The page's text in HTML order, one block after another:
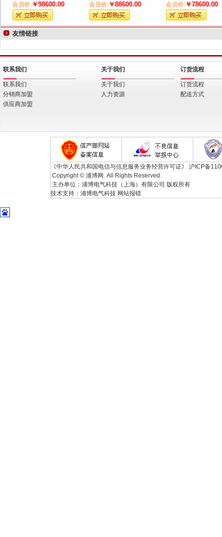
会员价:￥98600.00
会员价:￥88600.00
会员价: ￥78600.00
友情链接
联系我们
联系我们
分销商加盟
供应商加盟
关于我们
关于我们
人力资源
订货流程
订货流程
配送方式
《中华人民共和国电信与信息服务业务经营许可证》 沪ICP备
Copyright © 浦博网. All Rights Reserved.
主办单位：浦博电气科技（上海）有限公司 版权所有
技术支持： 浦博电气科技 网站报错